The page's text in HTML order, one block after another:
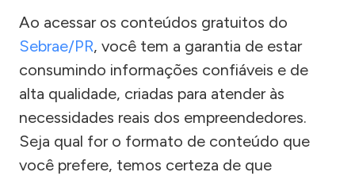
Ao acessar os conteúdos gratuitos do
Sebrae/PR, você tem a garantia de estar
consumindo informações confiáveis e de
alta qualidade, criadas para atender às
necessidades reais dos empreendedores.
Seja qual for o formato de conteúdo que
você prefere, temos certeza de que